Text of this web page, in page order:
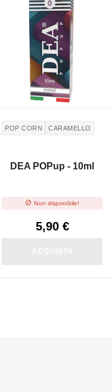
POP CORN CARAMELLO
DEA POPup - 10ml
 Non disponibile!
5,90 €